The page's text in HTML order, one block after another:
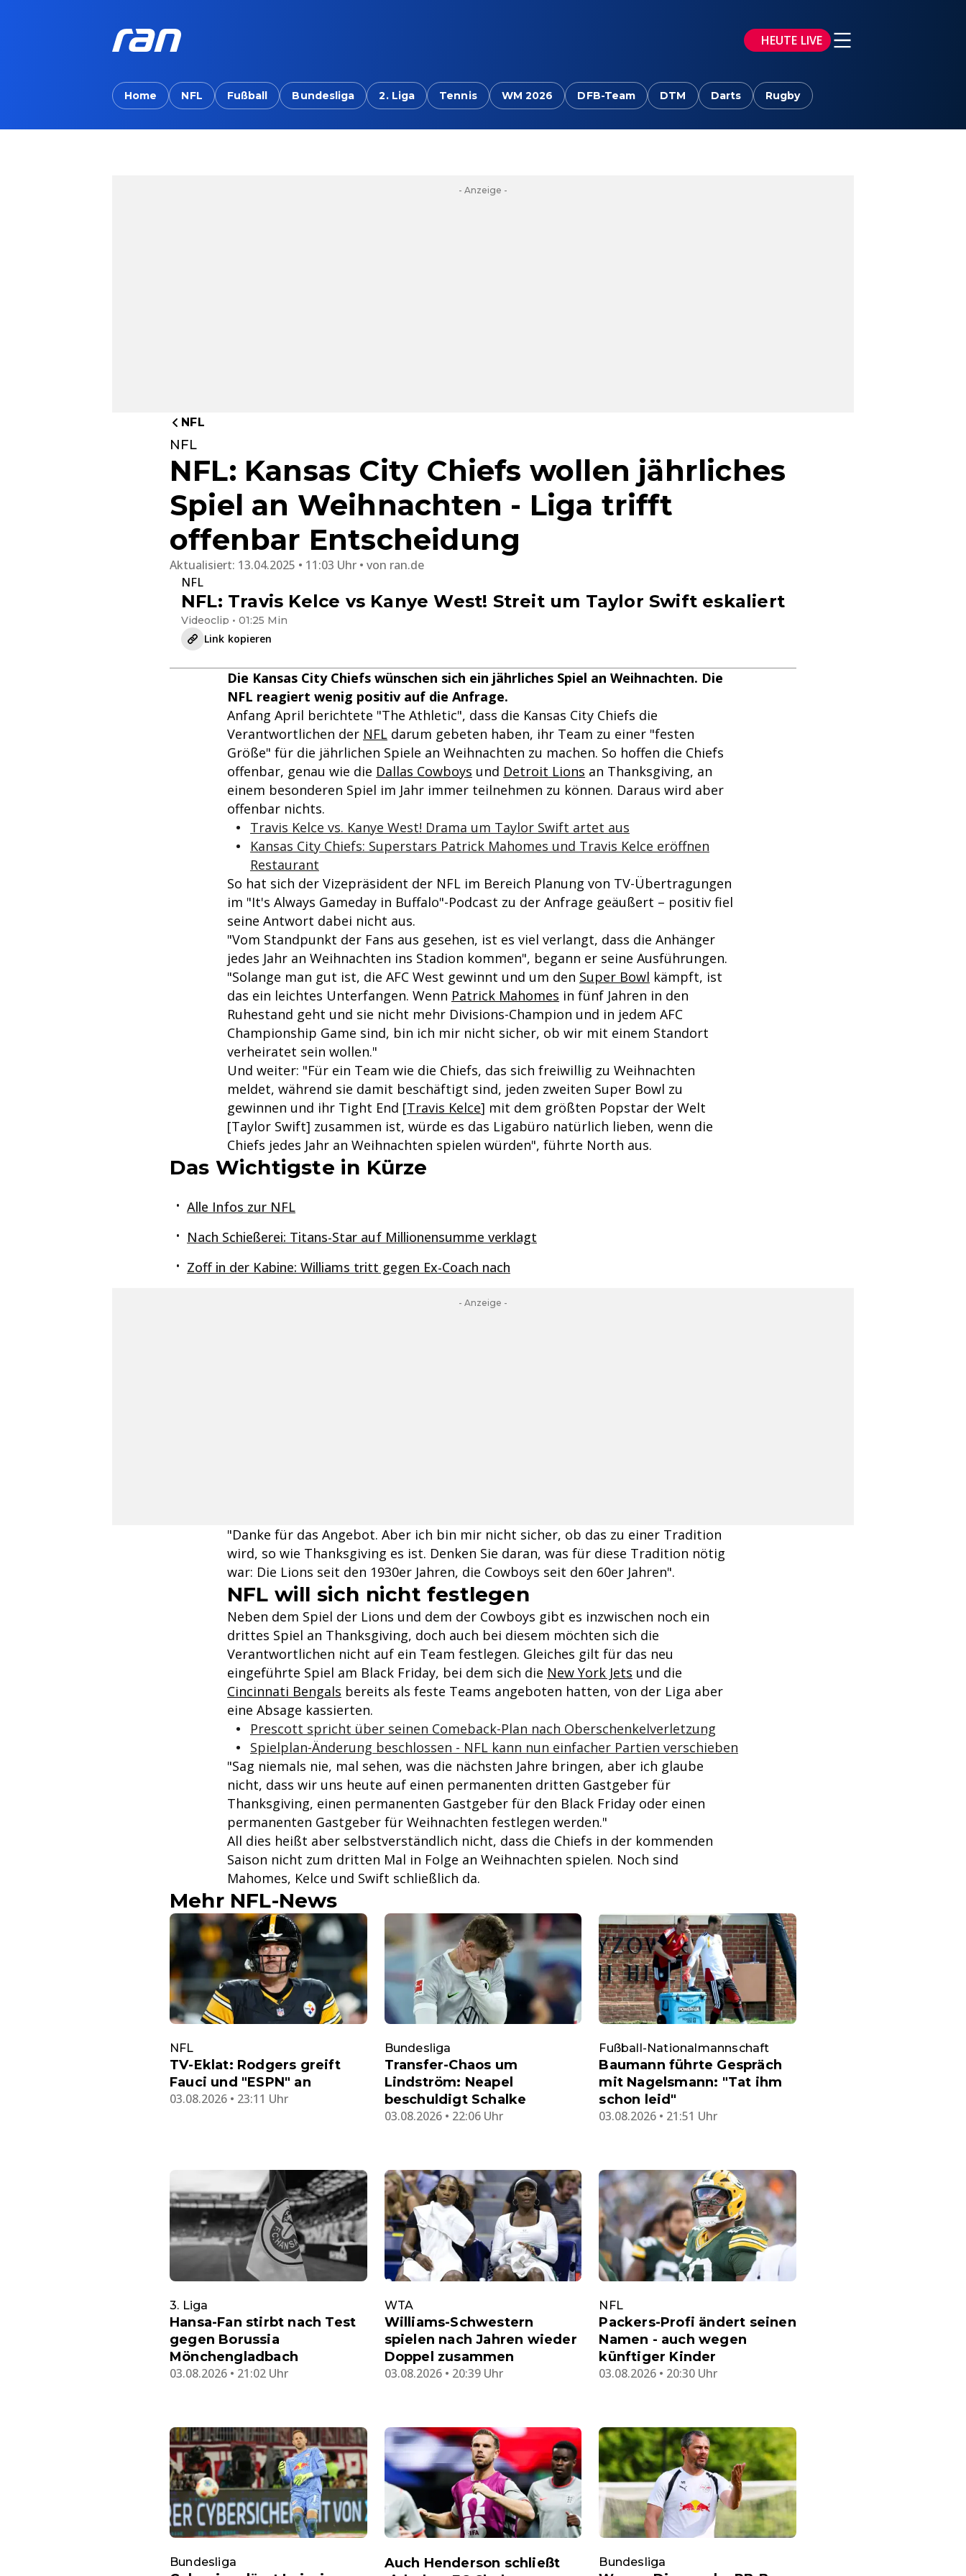
HEUTE LIVE
Home NFL Fußball Bundesliga 2. Liga Tennis WM 2026 DFB-Team DTM Darts Rugby
- Anzeige -
NFL
NFL
NFL: Kansas City Chiefs wollen jährliches
Spiel an Weihnachten - Liga trifft
offenbar Entscheidung
Aktualisiert: 13.04.2025 • 11:03 Uhr von ran.de
NFL
NFL: Travis Kelce vs Kanye West! Streit um Taylor Swift eskaliert
Videoclip • 01:25 Min
Link kopieren
Die Kansas City Chiefs wünschen sich ein jährliches Spiel an Weihnachten. Die
NFL reagiert wenig positiv auf die Anfrage.
Anfang April berichtete "The Athletic", dass die Kansas City Chiefs die
Verantwortlichen der NFL darum gebeten haben, ihr Team zu einer "festen
Größe" für die jährlichen Spiele an Weihnachten zu machen. So hoffen die Chiefs
offenbar, genau wie die Dallas Cowboys und Detroit Lions an Thanksgiving, an
einem besonderen Spiel im Jahr immer teilnehmen zu können. Daraus wird aber
offenbar nichts.
Travis Kelce vs. Kanye West! Drama um Taylor Swift artet aus
Kansas City Chiefs: Superstars Patrick Mahomes und Travis Kelce eröffnen
Restaurant
So hat sich der Vizepräsident der NFL im Bereich Planung von TV-Übertragungen
im "It's Always Gameday in Buffalo"-Podcast zu der Anfrage geäußert – positiv fiel
seine Antwort dabei nicht aus.
"Vom Standpunkt der Fans aus gesehen, ist es viel verlangt, dass die Anhänger
jedes Jahr an Weihnachten ins Stadion kommen", begann er seine Ausführungen.
"Solange man gut ist, die AFC West gewinnt und um den Super Bowl kämpft, ist
das ein leichtes Unterfangen. Wenn Patrick Mahomes in fünf Jahren in den
Ruhestand geht und sie nicht mehr Divisions-Champion und in jedem AFC
Championship Game sind, bin ich mir nicht sicher, ob wir mit einem Standort
verheiratet sein wollen."
Und weiter: "Für ein Team wie die Chiefs, das sich freiwillig zu Weihnachten
meldet, während sie damit beschäftigt sind, jeden zweiten Super Bowl zu
gewinnen und ihr Tight End [Travis Kelce] mit dem größten Popstar der Welt
[Taylor Swift] zusammen ist, würde es das Ligabüro natürlich lieben, wenn die
Chiefs jedes Jahr an Weihnachten spielen würden", führte North aus.
Das Wichtigste in Kürze
Alle Infos zur NFL
Nach Schießerei: Titans-Star auf Millionensumme verklagt
Zoff in der Kabine: Williams tritt gegen Ex-Coach nach
- Anzeige -
"Danke für das Angebot. Aber ich bin mir nicht sicher, ob das zu einer Tradition
wird, so wie Thanksgiving es ist. Denken Sie daran, was für diese Tradition nötig
war: Die Lions seit den 1930er Jahren, die Cowboys seit den 60er Jahren".
NFL will sich nicht festlegen
Neben dem Spiel der Lions und dem der Cowboys gibt es inzwischen noch ein
drittes Spiel an Thanksgiving, doch auch bei diesem möchten sich die
Verantwortlichen nicht auf ein Team festlegen. Gleiches gilt für das neu
eingeführte Spiel am Black Friday, bei dem sich die New York Jets und die
Cincinnati Bengals bereits als feste Teams angeboten hatten, von der Liga aber
eine Absage kassierten.
Prescott spricht über seinen Comeback-Plan nach Oberschenkelverletzung
Spielplan-Änderung beschlossen - NFL kann nun einfacher Partien verschieben
"Sag niemals nie, mal sehen, was die nächsten Jahre bringen, aber ich glaube
nicht, dass wir uns heute auf einen permanenten dritten Gastgeber für
Thanksgiving, einen permanenten Gastgeber für den Black Friday oder einen
permanenten Gastgeber für Weihnachten festlegen werden."
All dies heißt aber selbstverständlich nicht, dass die Chiefs in der kommenden
Saison nicht zum dritten Mal in Folge an Weihnachten spielen. Noch sind
Mahomes, Kelce und Swift schließlich da.
Mehr NFL-News
NFL
TV-Eklat: Rodgers greift
Fauci und "ESPN" an
03.08.2026 • 23:11 Uhr
Bundesliga
Transfer-Chaos um
Lindström: Neapel
beschuldigt Schalke
03.08.2026 • 22:06 Uhr
Fußball-Nationalmannschaft
Baumann führte Gespräch
mit Nagelsmann: "Tat ihm
schon leid"
03.08.2026 • 21:51 Uhr
3. Liga
Hansa-Fan stirbt nach Test
gegen Borussia
Mönchengladbach
03.08.2026 • 21:02 Uhr
WTA
Williams-Schwestern
spielen nach Jahren wieder
Doppel zusammen
03.08.2026 • 20:39 Uhr
NFL
Packers-Profi ändert seinen
Namen - auch wegen
künftiger Kinder
03.08.2026 • 20:30 Uhr
Bundesliga
Auch Henderson schließt
Bundesliga